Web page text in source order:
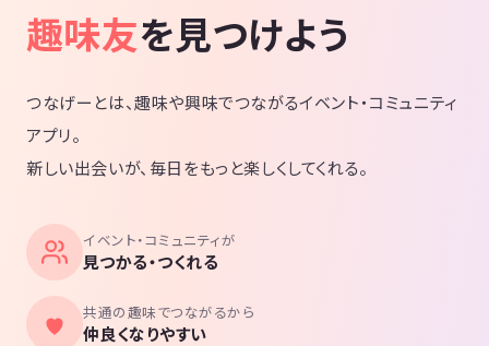
した。設立以来、毎月3～4回程度コンスタントに活動しております🎾
サークルメンバーは皆さん穏やかで優しく、落ち着いた方が多いです。
わないサークルかと思います。(そのような方は、申し訳ありませんが
加入をお断りしております)
テニスを楽しみ、みんなで仲良くなりたい方、そして、テニスがうまく
なりたいという向上心をお持ちの方のご応募をお待ちしております！
で、草トーナメントに出場して下さる方からのご応募大歓迎です。(レベ
ルはとりあえず超初級、初級程度にエントリーしてます笑)
テニス以外にも懇親会、花見やバーベキューなども開催しております
🍺🌸🍖
今後の目標としては、テニス合宿を開催したいと思っております🎾
趣味友を見つけよう
つなげーとは、趣味や興味でつながるイベント・コミュニティ
アプリ。
新しい出会いが、毎日をもっと楽しくしてくれる。
イベント・コミュニティが
見つかる・つくれる
共通の趣味でつながるから
仲良くなりやすい